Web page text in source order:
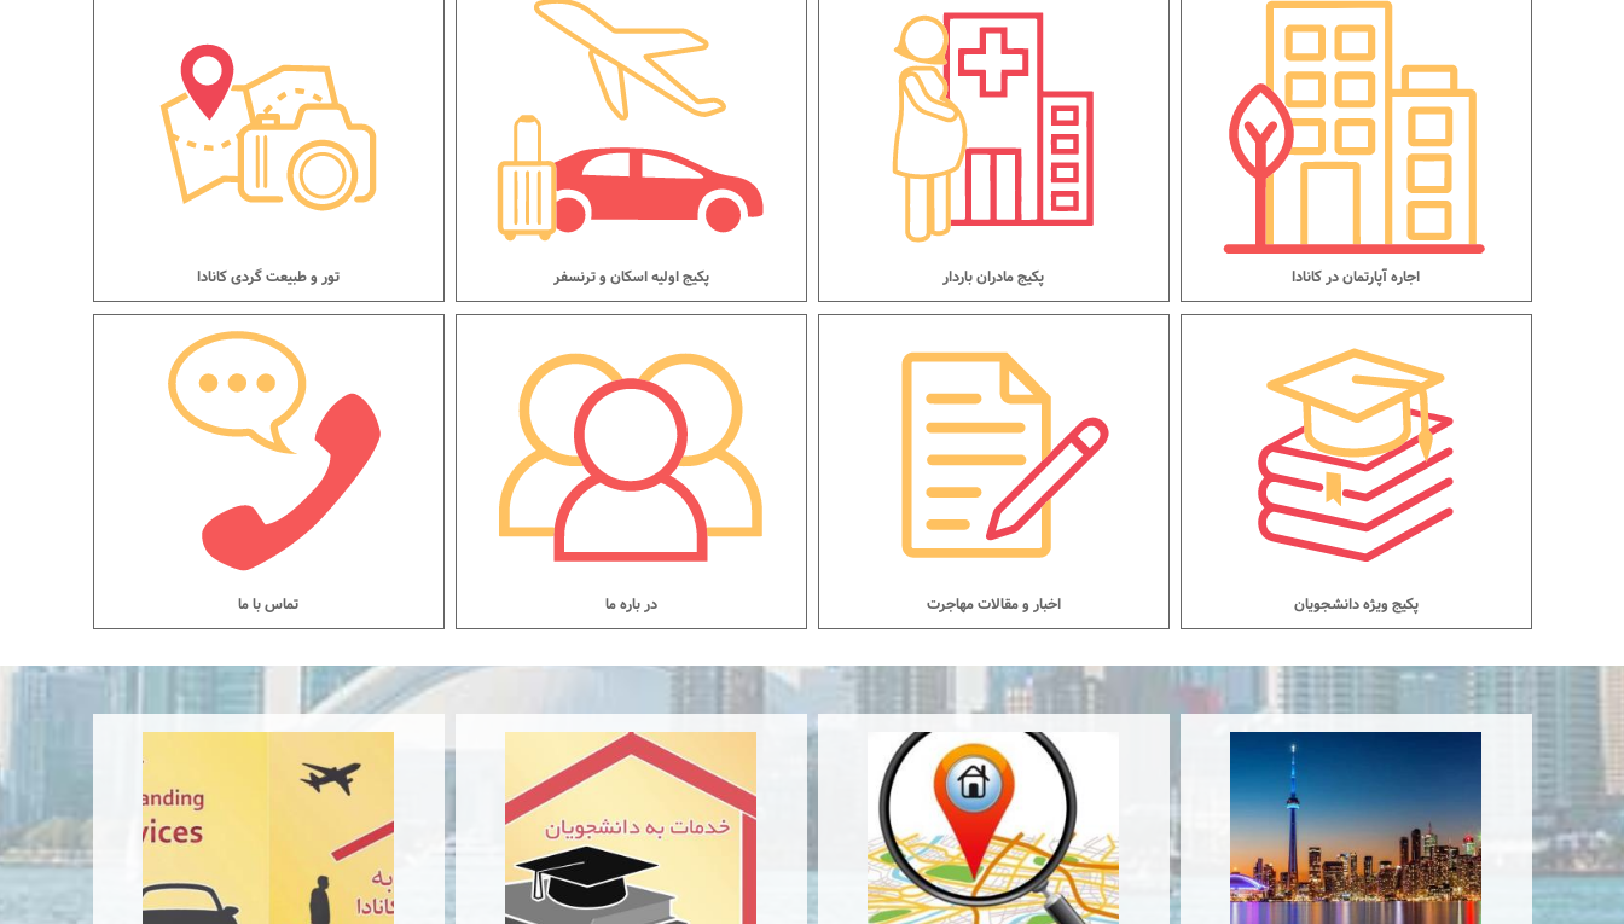
اجاره آپارتمان در کانادا پکیج مادران باردار پکیج اولیه اسکان و ترنسفر تور و طبیعت گردی کانادا
پکیج ویژه دانشجویان اخبار و مقالات مهاجرت در باره ما تماس با ما